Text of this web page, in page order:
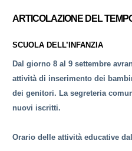
ARTICOLAZIONE DEL
SCUOLA DELL’INFANZIA
Dal giorno 8 al 9 settembre
attività di inserimento dei
dei genitori. La segreteria
nuovi iscritti.
Orario delle attività educative